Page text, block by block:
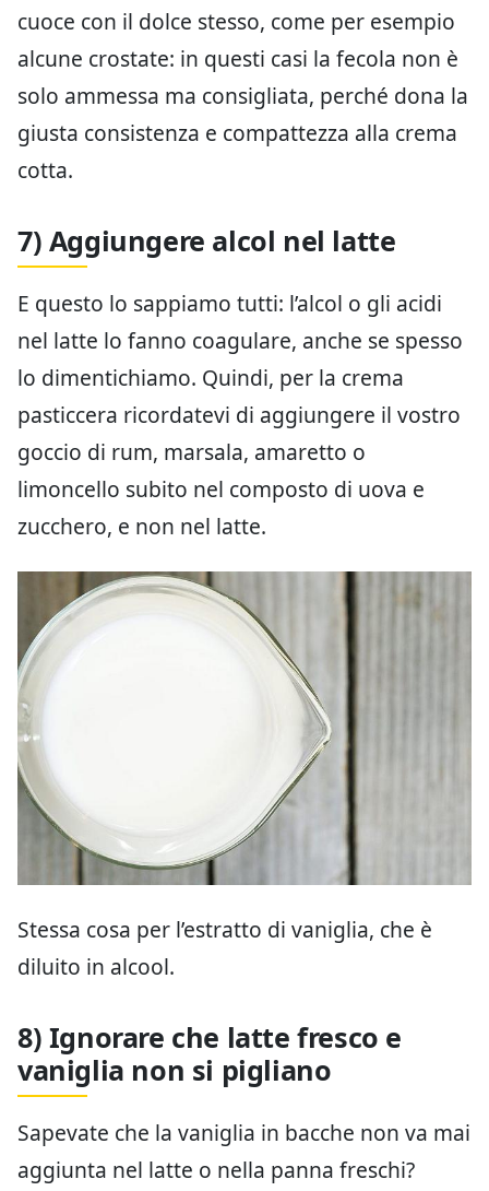
cuoce con il dolce stesso, come per esempio
alcune crostate: in questi casi la fecola non è
solo ammessa ma consigliata, perché dona la
giusta consistenza e compattezza alla crema
cotta.
7) Aggiungere alcol nel latte
E questo lo sappiamo tutti: l’alcol o gli acidi
nel latte lo fanno coagulare, anche se spesso
lo dimentichiamo. Quindi, per la crema
pasticcera ricordatevi di aggiungere il vostro
goccio di rum, marsala, amaretto o
limoncello subito nel composto di uova e
zucchero, e non nel latte.
Stessa cosa per l’estratto di vaniglia, che è
diluito in alcool.
8) Ignorare che latte fresco e
vaniglia non si pigliano
Sapevate che la vaniglia in bacche non va mai
aggiunta nel latte o nella panna freschi?